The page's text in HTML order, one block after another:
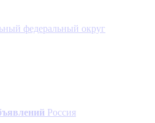
федеральный округ
Россия